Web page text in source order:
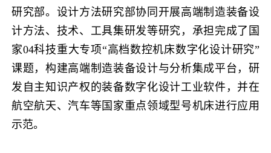
研究部。 设计方法研究部协同开展高端制造装备设
计方法、技术、工具集研发等研究，承担完成了国
家04科技重大专项“高档数控机床数字化设计研究”
课题，构建高端制造装备设计与分析集成平台，研
发自主知识产权的装备数字化设计工业软件，并在
航空航天、汽车等国家重点领域型号机床进行应用
示范。